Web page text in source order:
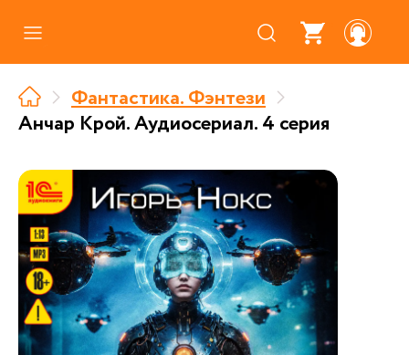
Где купить
О нас
Партнерам
Фантастика. Фэнтези
Анчар Крой. Аудиосериал. 4 серия